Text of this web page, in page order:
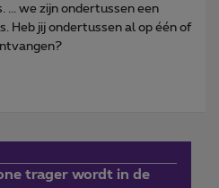
... we zijn ondertussen een
Heb jij ondertussen al op één of
trager wordt in de